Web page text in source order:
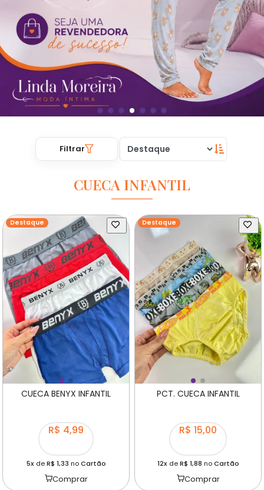
Filtrar
CUECA INFANTIL
Destaque
CUECA BENYX INFANTIL
R$ 4,99
5xdeR$ 1,33 noCartão
Comprar
Destaque
PCT. CUECA INFANTIL
R$ 15,00
12xdeR$ 1,88 noCartão
Comprar